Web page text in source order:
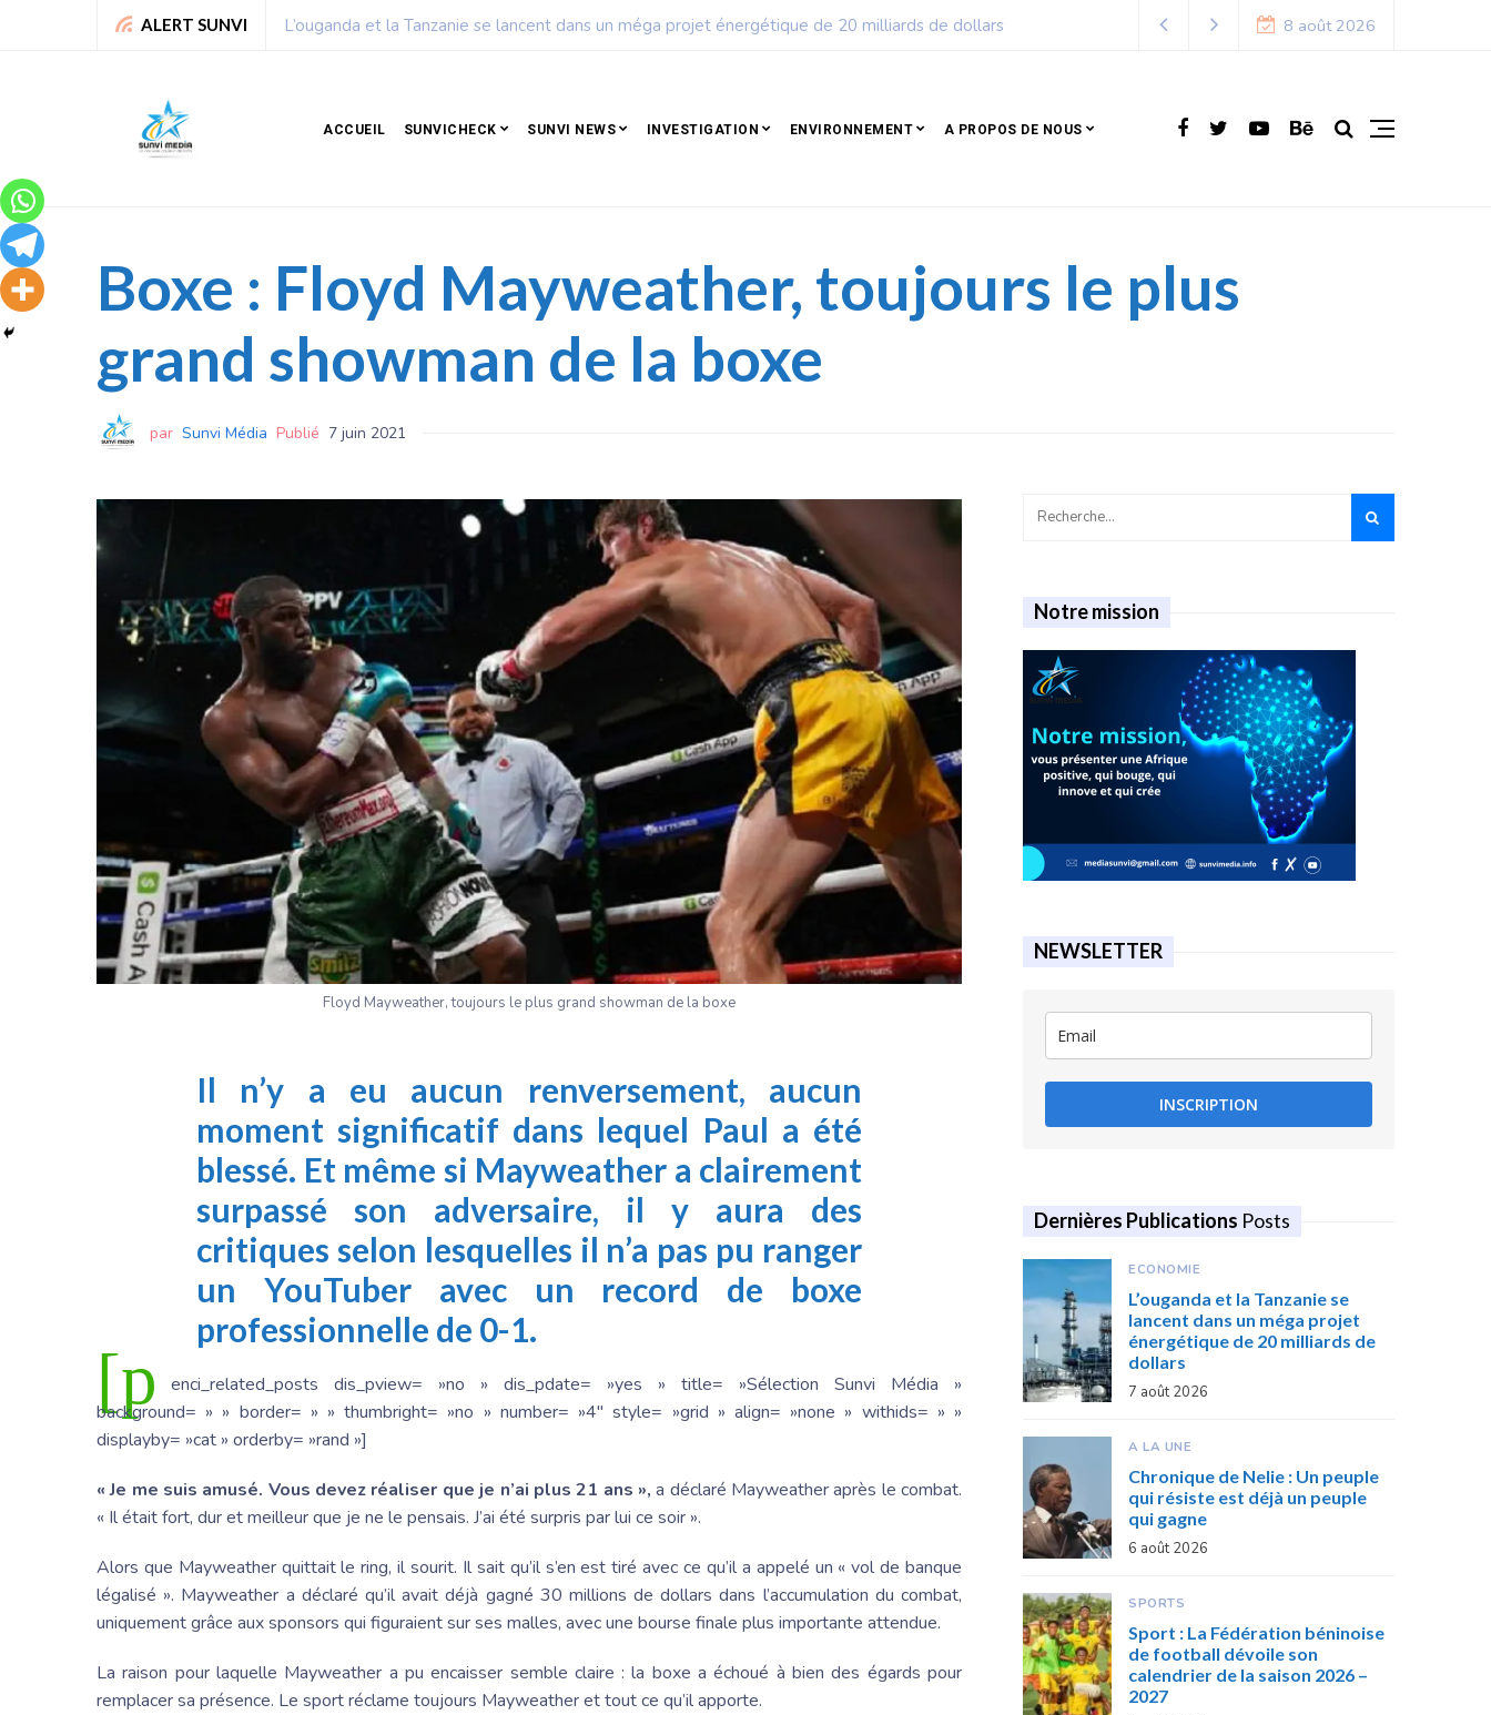
ALERT SUNVI
de dollars Chronique de Nelie : Un peuple qui résiste est déjà un peuple qui gagne 8 août 2026
ACCUEIL SUNVICHECK SUNVI NEWS INVESTIGATION ENVIRONNEMENT A PROPOS DE NOUS
Boxe : Floyd Mayweather, toujours le plus
grand showman de la boxe
par Sunvi Média Publié 7 juin 2021
Floyd Mayweather, toujours le plus grand showman de la boxe
Il n’y a eu aucun renversement, aucun
moment significatif dans lequel Paul a été
blessé. Et même si Mayweather a clairement
surpassé son adversaire, il y aura des
critiques selon lesquelles il n’a pas pu ranger
un YouTuber avec un record de boxe
professionnelle de 0-1.
[p
enci_related_posts dis_pview= »no » dis_pdate= »yes » title= »Sélection Sunvi Média »
background= » » border= » » thumbright= »no » number= »4″ style= »grid » align= »none » withids= » »
displayby= »cat » orderby= »rand »]
« Je me suis amusé. Vous devez réaliser que je n’ai plus 21 ans », a déclaré Mayweather après le combat.
« Il était fort, dur et meilleur que je ne le pensais. J’ai été surpris par lui ce soir ».
Alors que Mayweather quittait le ring, il sourit. Il sait qu’il s’en est tiré avec ce qu’il a appelé un « vol de banque
légalisé ». Mayweather a déclaré qu’il avait déjà gagné 30 millions de dollars dans l’accumulation du combat,
uniquement grâce aux sponsors qui figuraient sur ses malles, avec une bourse finale plus importante attendue.
La raison pour laquelle Mayweather a pu encaisser semble claire : la boxe a échoué à bien des égards pour
remplacer sa présence. Le sport réclame toujours Mayweather et tout ce qu’il apporte.
Notre mission
NEWSLETTER
INSCRIPTION
Dernières Publications Posts
ECONOMIE
L’ouganda et la Tanzanie se
lancent dans un méga projet
énergétique de 20 milliards de
dollars
7 août 2026
A LA UNE
Chronique de Nelie : Un peuple
qui résiste est déjà un peuple
qui gagne
6 août 2026
SPORTS
Sport : La Fédération béninoise
de football dévoile son
calendrier de la saison 2026 –
2027